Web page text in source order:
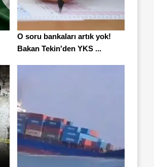
O soru bankaları artık yok!
Bakan Tekin'den YKS ...